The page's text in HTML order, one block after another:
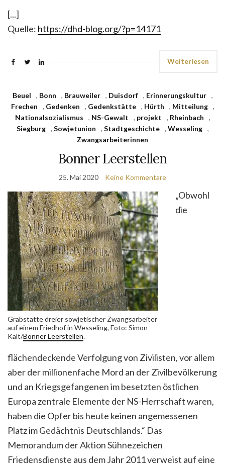
[...]
Quelle: https://dhd-blog.org/?p=14171
Weiterlesen
Beuel , Bonn , Brauweiler , Duisdorf , Erinnerungskultur
,
Frechen
, Gedenken , Gedenkstätte , Hürth , Mitteilung
,
Nationalsozialismus
, NS-Gewalt , projekt , Rheinbach
,
Siegburg
, Sowjetunion , Stadtgeschichte , Wesseling
,
Zwangsarbeiterinnen
Bonner Leerstellen
25. Mai 2020 Keine Kommentare
Grabstätte dreier sowjetischer Zwangsarbeiter
auf einem Friedhof in Wesseling, Foto: Simon
Kalt/Bonner Leerstellen.
„Obwohl
die
flächendeckende Verfolgung von Zivilisten, vor allem
aber der millionenfache Mord an der Zivilbevölkerung
und an Kriegsgefangenen im besetzten östlichen
Europa zentrale Elemente der NS-Herrschaft waren,
haben die Opfer bis heute keinen angemessenen
Platz im Gedächtnis Deutschlands.“ Das
Memorandum der Aktion Sühnezeichen
Friedensdienste aus dem Jahr 2011 verweist auf eine